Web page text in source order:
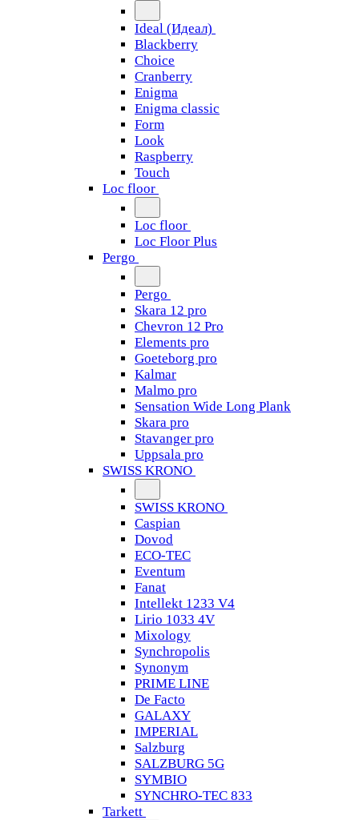
Ideal (Идеал)
Blackberry
Choice
Cranberry
Enigma
Enigma classic
Form
Look
Raspberry
Touch
Loc floor
Loc floor
Loc Floor Plus
Pergo
Pergo
Skara 12 pro
Chevron 12 Pro
Elements pro
Goeteborg pro
Kalmar
Malmo pro
Sensation Wide Long Plank
Skara pro
Stavanger pro
Uppsala pro
SWISS KRONO
SWISS KRONO
Caspian
Dovod
ECO-TEC
Eventum
Fanat
Intellekt 1233 V4
Lirio 1033 4V
Mixology
Synchropolis
Synonym
PRIME LINE
De Facto
GALAXY
IMPERIAL
Salzburg
SALZBURG 5G
SYMBIO
SYNCHRO-TEC 833
Tarkett